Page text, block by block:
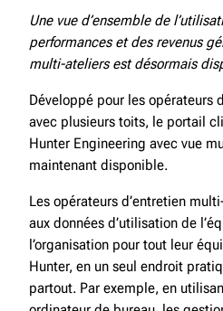
Une vue d’ensemble de
performances et des revenus
multi-ateliers est désormais
Développé pour les opérateurs
avec plusieurs toits, le portail
Hunter Engineering avec vue
maintenant disponible.
Les opérateurs d’entretien
aux données d’utilisation de
l’organisation pour tout leur
Hunter, en un seul endroit
partout. Par exemple, en